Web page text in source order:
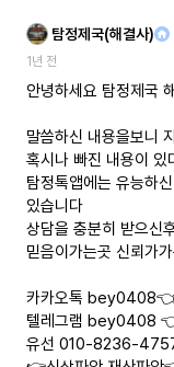
탐정제국(해결사)
1년 전
안녕하세요 탐정제국
말씀하신 내용을보니
혹시나 빠진 내용이 있
탐정톡앱에는 유능하
있습니다
상담을 충분히 받으신
믿음이가는곳 신뢰가
카카오톡
텔레그램 bey0408
유선 010-8236-